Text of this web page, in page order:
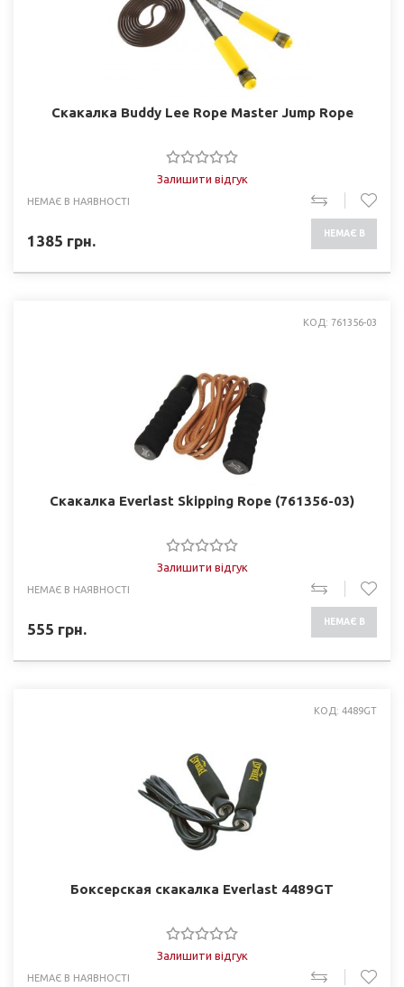
Скакалка Buddy Lee Rope Master Jump Rope
Залишити відгук
НЕМАЄ В НАЯВНОСТІ
1385 грн. НЕМАЄ В
КОД: 761356-03
Скакалка Everlast Skipping Rope (761356-03)
Залишити відгук
НЕМАЄ В НАЯВНОСТІ
555 грн. НЕМАЄ В
КОД: 4489GT
Боксерская скакалка Everlast 4489GT
Залишити відгук
НЕМАЄ В НАЯВНОСТІ